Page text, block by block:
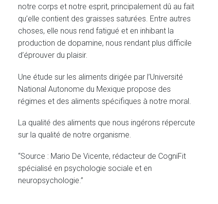
notre corps et notre esprit, principalement dû au fait
qu’elle contient des graisses saturées. Entre autres
choses, elle nous rend fatigué et en inhibant la
production de dopamine, nous rendant plus difficile
d’éprouver du plaisir.
Une étude sur les aliments dirigée par l’Université
National Autonome du Mexique propose des
régimes et des aliments spécifiques à notre moral.
La qualité des aliments que nous ingérons répercute
sur la qualité de notre organisme.
“Source : Mario De Vicente, rédacteur de CogniFit
spécialisé en psychologie sociale et en
neuropsychologie.”